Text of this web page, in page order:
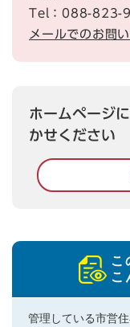
Tel：088-823-
メールでのお問
ホームページ
かせください
こ
こ
管理している市営